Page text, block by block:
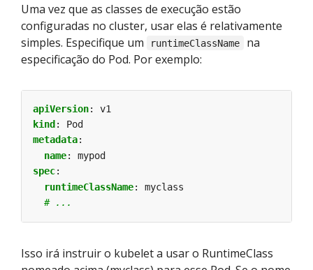
Uma vez que as classes de execução estão
configuradas no cluster, usar elas é relativamente
simples. Especifique um
runtimeClassName
na
especificação do Pod. Por exemplo:
apiVersion:
v1
kind :
Pod
metadata:
name:
mypod
spec:
runtimeClassName:
myclass
# ...
Isso irá instruir o kubelet a usar o RuntimeClass